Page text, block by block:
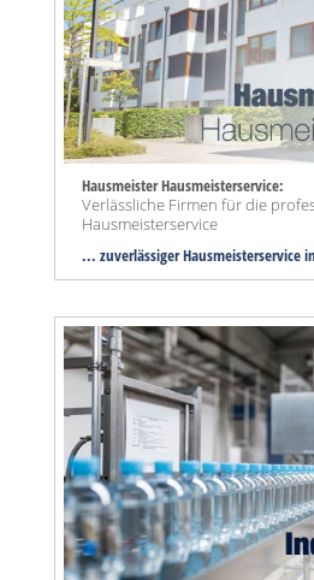
Hausmeister Hausmeisterservice:
Verlässliche Firmen für die
Hausmeisterservice
... zuverlässiger Hausmeisterservice